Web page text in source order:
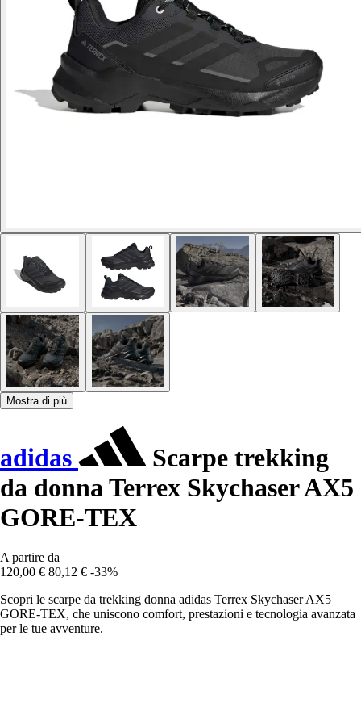
Mostra di più
adidas
Scarpe trekking
da donna Terrex Skychaser AX5
GORE-TEX
A partire da
120,00 € 80,12 € -33%
Scopri le scarpe da trekking donna adidas Terrex Skychaser AX5
GORE-TEX, che uniscono comfort, prestazioni e tecnologia avanzata
per le tue avventure.